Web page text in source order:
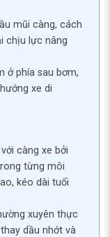
mũi càng, cách
chịu lực nâng
ở phía sau bơm,
xe di
càng xe bởi
từng môi
kéo dài tuổi
xuyên thực
dầu nhớt và